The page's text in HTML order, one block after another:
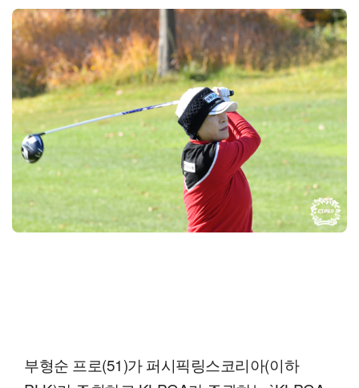
부형순 프로(51)가 퍼시픽링스코리아(이하